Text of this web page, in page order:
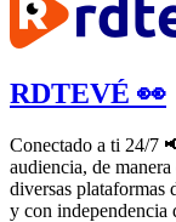
RDTEVÉ 👀
Conectado a ti 24/7
audiencia, de
diversas plataformas
y con independencia